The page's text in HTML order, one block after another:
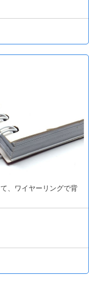
、ワイヤーリングで背